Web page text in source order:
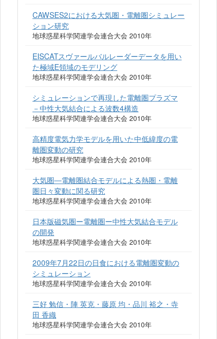
CAWSES2における大気圏・電離圏シミュレー
ション研究
地球惑星科学関連学会連合大会 2010年
EISCATスヴァールバルレーダーデータを用い
た極域E領域のモデリング
地球惑星科学関連学会連合大会 2010年
シミュレーションで再現した電離圏プラズマ
－中性大気結合による波数4構造
地球惑星科学関連学会連合大会 2010年
高精度電気力学モデルを用いた中低緯度の電
離圏変動の研究
地球惑星科学関連学会連合大会 2010年
大気圏―電離圏結合モデルによる熱圏・電離
圏日々変動に関る研究
地球惑星科学関連学会連合大会 2010年
日本版磁気圏ー電離圏ー中性大気結合モデル
の開発
地球惑星科学関連学会連合大会 2010年
2009年7月22日の日食における電離圏変動の
シミュレーション
地球惑星科学関連学会連合大会 2010年
三好 勉信・陣 英克・藤原 均・品川 裕之・寺
田 香織
地球惑星科学関連学会連合大会 2010年